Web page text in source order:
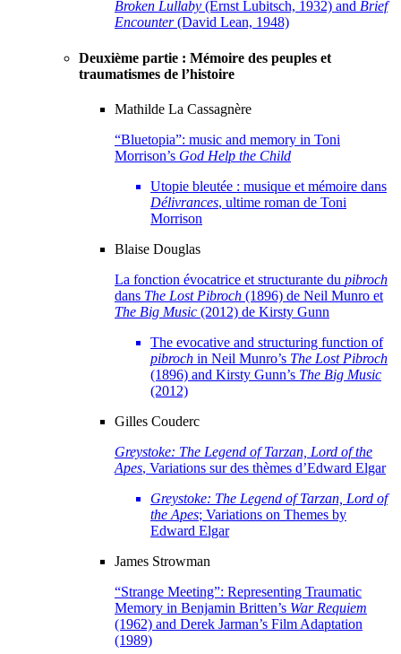
Broken Lullaby (Ernst Lubitsch, 1932) and Brief
Encounter(David Lean, 1948)
Deuxième partie : Mémoire des peuples et
traumatismes de l’histoire
Mathilde La Cassagnère
“Bluetopia”: music and memory in Toni
Morrison’s God Help the Child
Utopie bleutée : musique et mémoire dans
Délivrances, ultime roman de Toni
Morrison
Blaise Douglas
La fonction évocatrice et structurante du pibroch
dans The Lost Pibroch (1896) de Neil Munro et
The Big Music (2012) de Kirsty Gunn
The evocative and structuring function of
pibroch in Neil Munro’s The Lost Pibroch
(1896) and Kirsty Gunn’s The Big Music
(2012)
Gilles Couderc
Greystoke: The Legend of Tarzan, Lord of the
Apes, Variations sur des thèmes d’Edward Elgar
Greystoke: The Legend of Tarzan, Lord of
the Apes; Variations on Themes by
Edward Elgar
James Strowman
“Strange Meeting”: Representing Traumatic
Memory in Benjamin Britten’s War Requiem
(1962) and Derek Jarman’s Film Adaptation
(1989)